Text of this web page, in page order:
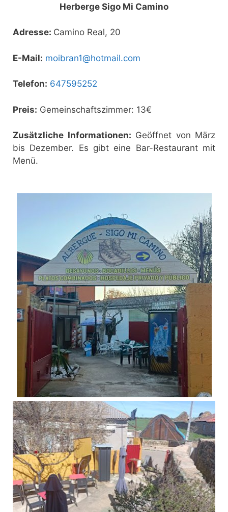
Herberge Sigo Mi Camino
Adresse: Camino Real, 20
E-Mail: moibran1@hotmail.com
Telefon: 647595252
Preis: Gemeinschaftszimmer: 13€
Zusätzliche Informationen: Geöffnet von März
bis Dezember. Es gibt eine Bar-Restaurant mit
Menü.